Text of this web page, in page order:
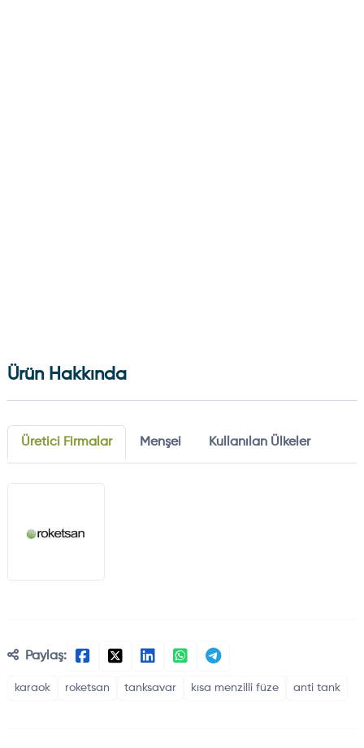
Ürün Hakkında
Üretici Firmalar Menşei Kullanılan Ülkeler
Paylaş:
karaok roketsan tanksavar kısa menzilli füze anti tank